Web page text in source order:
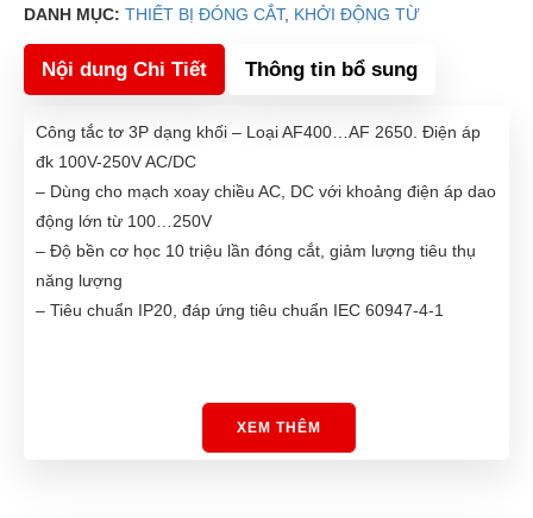
DANH MỤC: THIẾT BỊ ĐÓNG CẮT, KHỞI ĐỘNG TỪ
Nội dung Chi Tiết Thông tin bổ sung
Công tắc tơ 3P dạng khối – Loại AF400…AF 2650. Điện áp
đk 100V-250V AC/DC
– Dùng cho mạch xoay chiều AC, DC với khoảng điện áp dao
động lớn từ 100…250V
– Độ bền cơ học 10 triệu lần đóng cắt, giảm lượng tiêu thụ
năng lượng
– Tiêu chuẩn IP20, đáp ứng tiêu chuẩn IEC 60947-4-1
XEM THÊM